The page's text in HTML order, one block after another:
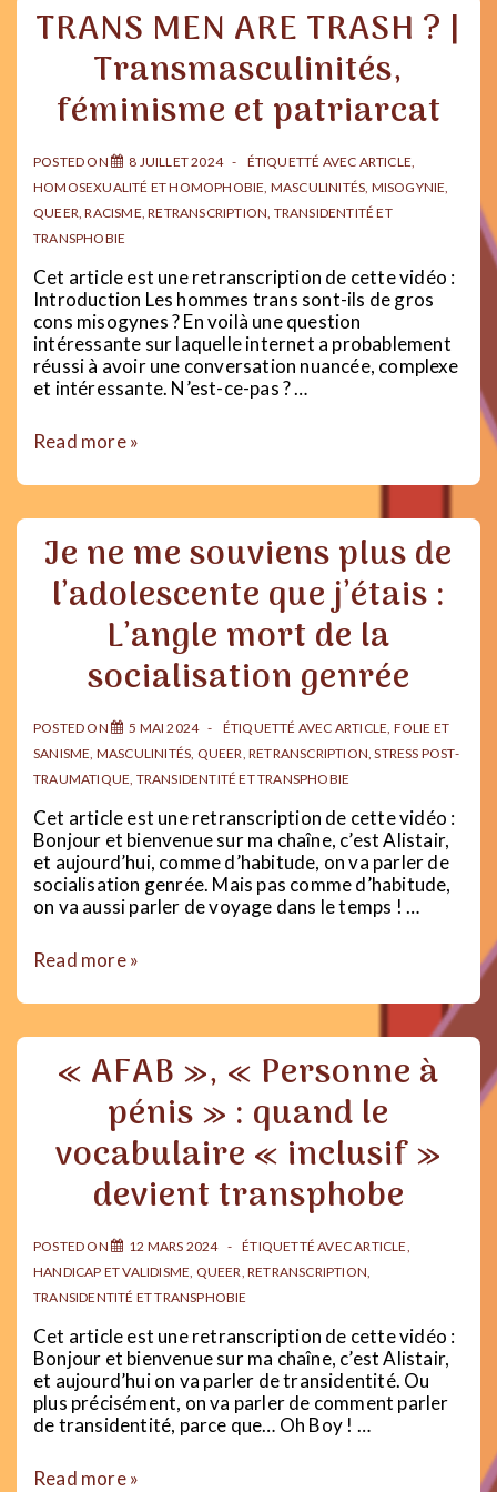
:
expérience
positive
TRANS MEN ARE TRASH ? |
Transmasculinités,
féminisme et patriarcat
POSTED ON 8 JUILLET 2024 ÉTIQUETTÉ AVEC ARTICLE,
HOMOSEXUALITÉ ET HOMOPHOBIE, MASCULINITÉS, MISOGYNIE,
QUEER,RACISME,RETRANSCRIPTION, TRANSIDENTITÉ ET
TRANSPHOBIE
Cet article est une retranscription de cette vidéo :
Introduction Les hommes trans sont-ils de gros
cons misogynes ? En voilà une question
intéressante sur laquelle internet a probablement
réussi à avoir une conversation nuancée, complexe
et intéressante. N’est-ce-pas ? …
TRANS
ARE
féminisme
patriarcat
Read more »
Je ne me souviens plus de
l’adolescente que j’étais :
L’angle mort de la
socialisation genrée
POSTED ON 5 MAI 2024 ÉTIQUETTÉ AVEC ARTICLE, FOLIE ET
SANISME, MASCULINITÉS, QUEER,RETRANSCRIPTION,STRESS POST-
TRAUMATIQUE, TRANSIDENTITÉ ET TRANSPHOBIE
Cet article est une retranscription de cette vidéo :
Bonjour et bienvenue sur ma chaîne, c’est Alistair,
et aujourd’hui, comme d’habitude, on va parler de
socialisation genrée. Mais pas comme d’habitude,
on va aussi parler de voyage dans le temps ! …
Je
me
la
socialisation
genrée
Read more »
« AFAB », « Personne à
pénis » : quand le
vocabulaire « inclusif »
devient transphobe
POSTED ON 12 MARS 2024 ÉTIQUETTÉ AVECARTICLE,
HANDICAP ET VALIDISME, QUEER,RETRANSCRIPTION,
TRANSIDENTITÉ ET TRANSPHOBIE
Cet article est une retranscription de cette vidéo :
Bonjour et bienvenue sur ma chaîne, c’est Alistair,
et aujourd’hui on va parler de transidentité. Ou
plus précisément, on va parler de comment parler
de transidentité, parce que… Oh Boy ! …
«
Read more »